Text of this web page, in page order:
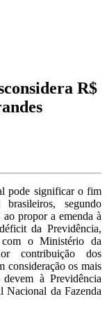
R$
pode significar o fim
segundo
propor a emenda à
da Previdência,
o Ministério da
contribuição dos
consideração os mais
à Previdência
Nacional da Fazenda